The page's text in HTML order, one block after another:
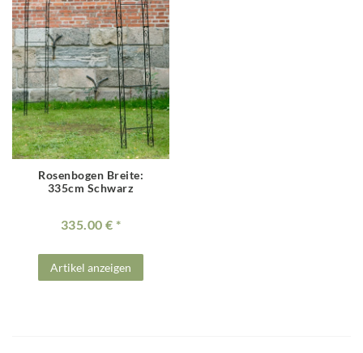
Rosenbogen Breite:
335cm Schwarz
335.00 €
Artikel anzeigen